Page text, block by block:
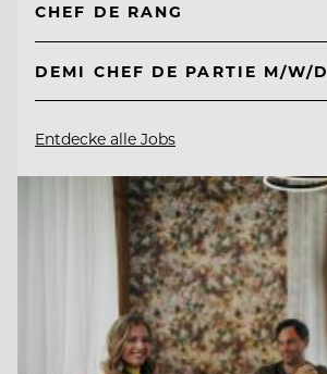
CHEF DE RANG
DEMI CHEF DE PARTIE M/W/D
Entdecke alle Jobs